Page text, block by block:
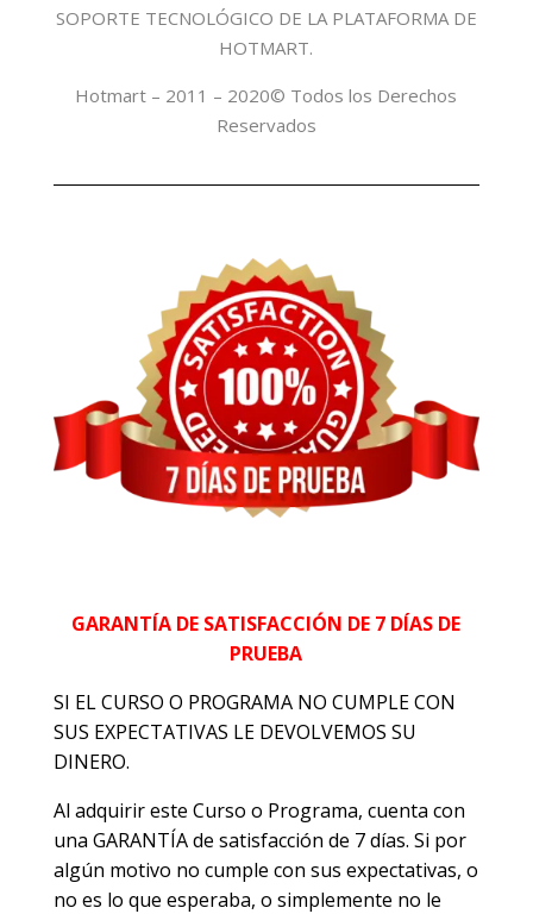
SOPORTE TECNOLÓGICO DE LA PLATAFORMA DE
HOTMART.
Hotmart – 2011 – 2020© Todos los Derechos
Reservados
GARANTÍA DE SATISFACCIÓN DE 7 DÍAS DE
PRUEBA
SI EL CURSO O PROGRAMA NO CUMPLE CON
SUS EXPECTATIVAS LE DEVOLVEMOS SU
DINERO.
Al adquirir este Curso o Programa, cuenta con
una GARANTÍA de satisfacción de 7 días. Si por
algún motivo no cumple con sus expectativas, o
no es lo que esperaba, o simplemente no le